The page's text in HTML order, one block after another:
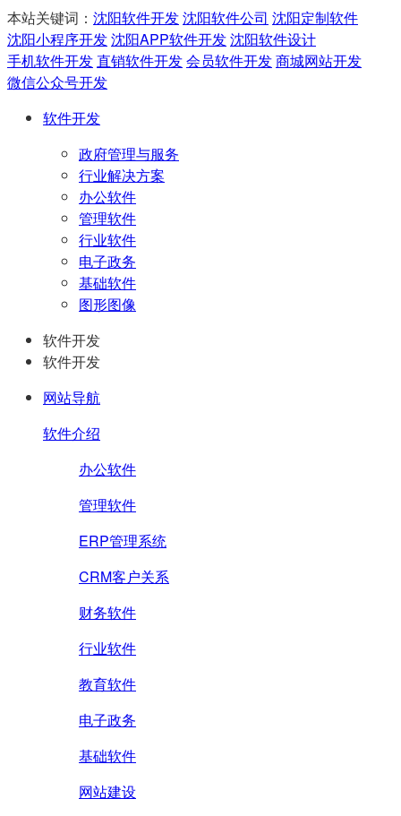
本站关键词： 沈阳软件开发沈阳软件公司 沈阳定制软件
沈阳小程序开发沈阳APP软件开发沈阳软件设计
手机软件开发直销软件开发会员软件开发商城网站开发
微信公众号开发
软件开发
政府管理与服务
行业解决方案
办公软件
管理软件
行业软件
电子政务
基础软件
图形图像
软件开发
软件开发
网站导航
软件介绍
办公软件
管理软件
ERP管理系统
CRM客户关系
财务软件
行业软件
教育软件
电子政务
基础软件
网站建设